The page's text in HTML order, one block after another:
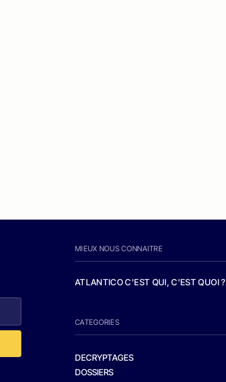
MIEUX NOUS CONNAITRE
ATLANTICO C'EST QUI, C'EST QUOI ?
CATEGORIES
DECRYPTAGES
DOSSIERS